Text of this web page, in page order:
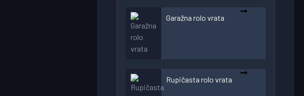
Garažna rolo vrata
Rupičasta rolo vrata